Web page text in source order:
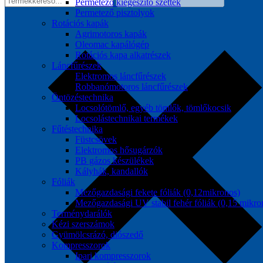
Permetező pisztolyok
Rotációs kapák
Agrimotoros kapák
Oleomac kapálógép
Rotációs kapa alkatrészek
Láncfűrészek
Elektromos láncfűrészek
Robbanómotoros láncfűrészek
Öntözéstechnika
Locsolótömlő, egyéb tömlők, tömlőkocsik
Locsolástechnikai termékek
Fűtéstechnika
Füstcsövek
Elektromos hősugárzók
PB gázos készülékek
Kályhák, kandallók
Fóliák
Mezőgazdasági fekete fóliák (0,12mikronos)
Mezőgazdasági UV stabil fehér fóliák (0,15
Terménydarálók
Kézi szerszámok
Gyümölcsrázó, diószedő
Kompresszorok
Ipari kompresszorok